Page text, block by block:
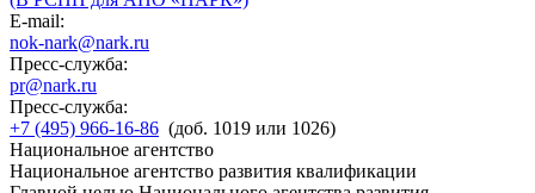
E-mail:
nok-nark@nark.ru
Пресс-служба:
pr@nark.ru
Пресс-служба:
+7 (495) 966-16-86 (доб. 1019 или 1026)
Национальное агентство
Национальное агентство развития квалификации